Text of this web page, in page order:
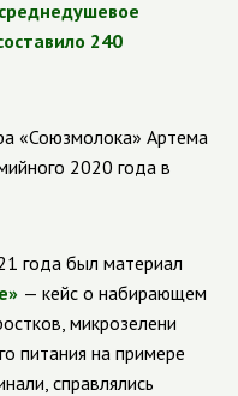
240
«Союзмолока» Артема
2020 года в
года был материал
— кейс о набирающем
микрозелени
питания на примере
справлялись